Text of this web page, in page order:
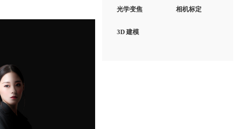
光学变焦 相机标定
3D 建模